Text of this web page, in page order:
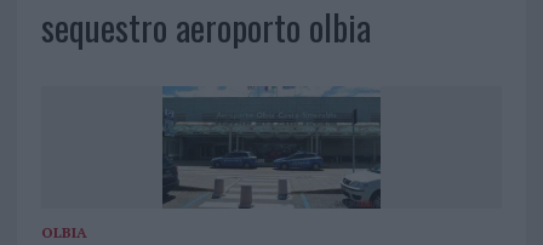
sequestro aeroporto olbia
OLBIA